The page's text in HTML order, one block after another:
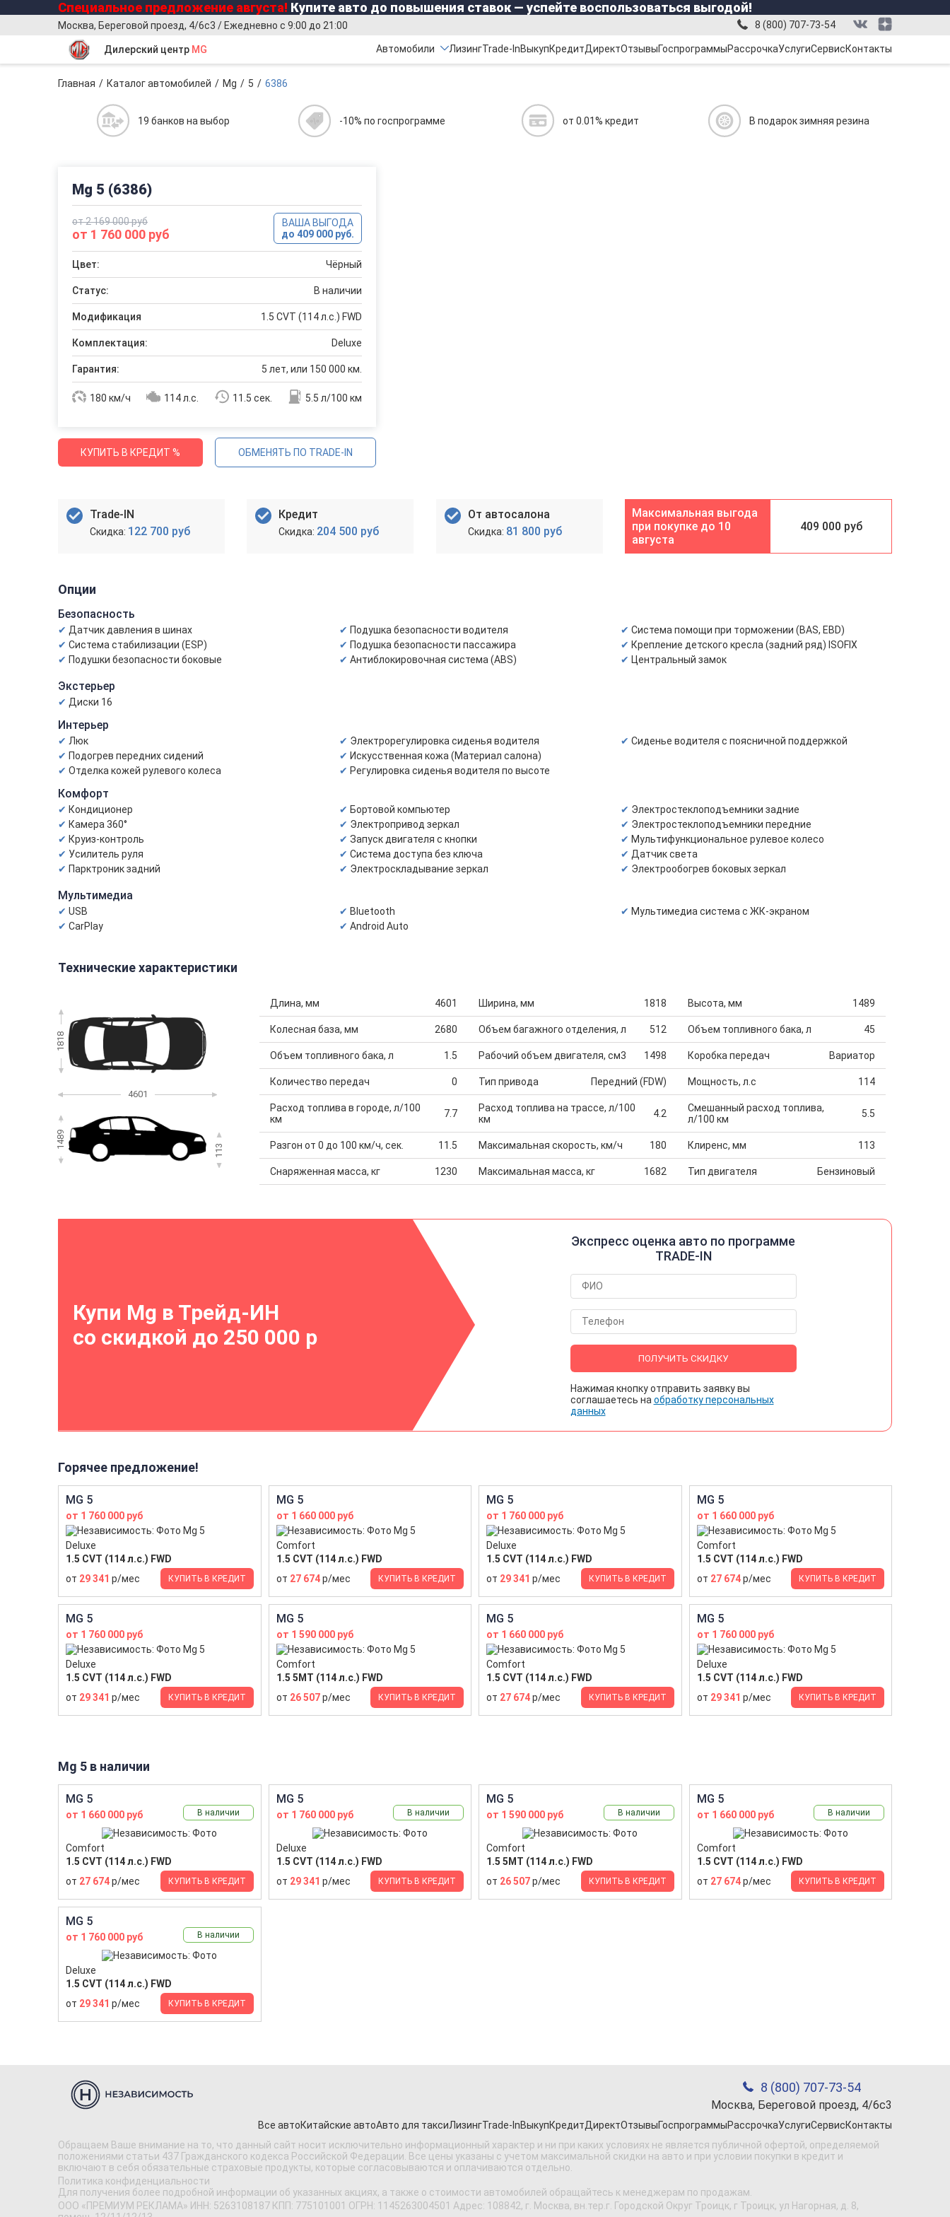
Специальное предложение августа! Купите авто до повышения ставок — успейте воспользоваться выгодой!
Москва, Береговой проезд, 4/6с3 / Ежедневно с 9:00 до 21:00 8 (800) 707-73-54
Дилерский центр MG Автомобили ЛизингTrade-InВыкупКредитДиректОтзывыГоспрограммыРассрочкаУслугиСервисКонтакты
Главная Каталог автомобилей Mg 5 6386
19 банков на выбор -10% по госпрограмме от 0.01% кредит В подарок зимняя резина
Mg 5 (6386)
от 2 169 000 руб
от 1 760 000 руб
ВАША ВЫГОДА
до 409 000 руб.
Цвет: Чёрный
Статус: В наличии
Модификация 1.5 CVT (114 л.с.) FWD
Комплектация: Deluxe
Гарантия: 5 лет, или 150 000 км.
180 км/ч 114 л.с. 11.5 сек. 5.5 л/100 км
КУПИТЬ В КРЕДИТ % ОБМЕНЯТЬ ПО TRADE-IN
Trade-IN
122 700 руб
Кредит
204 500 руб
От автосалона
81 800 руб
10
августа
409 000 руб
Опции
Безопасность
Датчик давления в шинах
Система стабилизации (ESP)
Подушки безопасности боковые
Подушка безопасности водителя
Подушка безопасности пассажира
Антиблокировочная система (ABS)
Система помощи при торможении (BAS, EBD)
Крепление детского кресла (задний ряд) ISOFIX
Центральный замок
Экстерьер
Диски 16
Интерьер
Люк
Подогрев передних сидений
Отделка кожей рулевого колеса
Электрорегулировка сиденья водителя
Искусственная кожа (Материал салона)
Регулировка сиденья водителя по высоте
Сиденье водителя с поясничной поддержкой
Комфорт
Кондиционер
Камера 360°
Круиз-контроль
Усилитель руля
Парктроник задний
Бортовой компьютер
Электропривод зеркал
Запуск двигателя с кнопки
Система доступа без ключа
Электроскладывание зеркал
Электростеклоподъемники задние
Электростеклоподъемники передние
Мультифункциональное рулевое колесо
Датчик света
Электрообогрев боковых зеркал
Мультимедиа
USB
CarPlay
Bluetooth
Android Auto
Мультимедиа система с ЖК-экраном
Технические характеристики
1818
4601
1489
113
Длина, мм 4601 Ширина, мм 1818 Высота, мм 1489
Колесная база, мм 2680 Объем багажного отделения, л 512 Объем топливного бака, л 45
Объем топливного бака, л 1.5 Рабочий объем двигателя, см3 1498 Коробка передач Вариатор
Количество передач 0 Тип привода Передний (FDW) Мощность, л.с 114
Расход топлива в городе, л/100
км
7.7
Расход топлива на трассе, л/100
км
4.2
Смешанный расход топлива,
л/100 км
5.5
Разгон от 0 до 100 км/ч, сек. 11.5 Максимальная скорость, км/ч 180 Клиренс, мм 113
Снаряженная масса, кг 1230 Максимальная масса, кг 1682 Тип двигателя Бензиновый
Купи Mg в Трейд-ИН
со скидкой до 250 000 р
Экспресс оценка авто по программе
TRADE-IN
ПОЛУЧИТЬ СКИДКУ
Нажимая кнопку отправить заявку вы
соглашаетесь на обработку персональных
данных
Горячее предложение!
MG 5
от 1 760 000 руб
Deluxe
1.5 CVT (114 л.с.) FWD
от 29 341 р/мес КУПИТЬ В КРЕДИТ
MG 5
от 1 660 000 руб
Comfort
1.5 CVT (114 л.с.) FWD
от 27 674р/мес КУПИТЬ В КРЕДИТ
MG 5
от 1 760 000 руб
Deluxe
1.5 CVT (114 л.с.) FWD
от 29 341 р/мес КУПИТЬ В КРЕДИТ
MG 5
от 1 660 000 руб
Comfort
1.5 CVT (114 л.с.) FWD
от 27 674р/мес КУПИТЬ В КРЕДИТ
MG 5
от 1 760 000 руб
Deluxe
1.5 CVT (114 л.с.) FWD
от 29 341 р/мес КУПИТЬ В КРЕДИТ
MG 5
от 1 590 000 руб
Comfort
1.5 5MT (114 л.с.) FWD
от 26 507р/мес КУПИТЬ В КРЕДИТ
MG 5
от 1 660 000 руб
Comfort
1.5 CVT (114 л.с.) FWD
от 27 674р/мес КУПИТЬ В КРЕДИТ
MG 5
от 1 760 000 руб
Deluxe
1.5 CVT (114 л.с.) FWD
от 29 341 р/мес КУПИТЬ В КРЕДИТ
Mg 5 в наличии
MG 5
от 1 660 000 руб В наличии
Comfort
1.5 CVT (114 л.с.) FWD
от 27 674р/мес КУПИТЬ В КРЕДИТ
MG 5
от 1 760 000 руб В наличии
Deluxe
1.5 CVT (114 л.с.) FWD
от 29 341 р/мес КУПИТЬ В КРЕДИТ
MG 5
от 1 590 000 руб В наличии
Comfort
1.5 5MT (114 л.с.) FWD
от 26 507р/мес КУПИТЬ В КРЕДИТ
MG 5
от 1 660 000 руб В наличии
Comfort
1.5 CVT (114 л.с.) FWD
от 27 674р/мес КУПИТЬ В КРЕДИТ
MG 5
от 1 760 000 руб В наличии
Deluxe
1.5 CVT (114 л.с.) FWD
от 29 341 р/мес КУПИТЬ В КРЕДИТ
8 (800) 707-73-54
Москва, Береговой проезд, 4/6с3
Все автоКитайские автоАвто для таксиЛизингTrade-InВыкупКредитДиректОтзывыГоспрограммыРассрочкаУслугиСервисКонтакты
Обращаем Ваше внимание на то, что данный сайт носит исключительно информационный характер и ни при каких условиях не является публичной офертой, определяемой
положениями статьи 437 Гражданского кодекса Российской Федерации. Все цены указаны с учетом максимальной скидки на авто и при условии покупки в кредит и
включают в себя обязательные страховые продукты, которые согласовываются и оплачиваются отдельно.
Политика конфиденциальности
Для получения более подробной информации об указанных акциях, а также о стоимости автомобилей обращайтесь к менеджерам по продажам.
ООО «ПРЕМИУМ РЕКЛАМА» ИНН: 5263108187 КПП: 775101001 ОГРН: 1145263004501 Адрес: 108842, г. Москва, вн.тер.г. Городской Округ Троицк, г Троицк, ул Нагорная, д. 8,